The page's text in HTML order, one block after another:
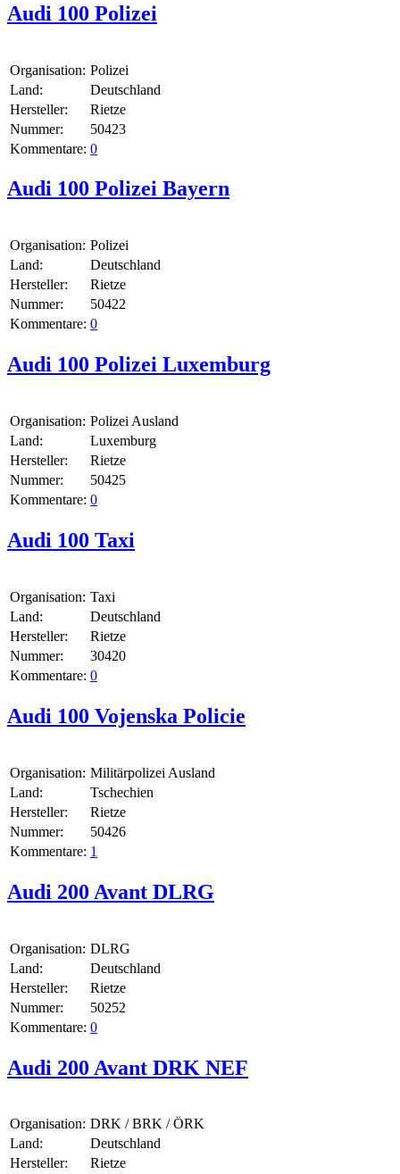
Audi 100 Polizei
Organisation: Polizei
Land:
Deutschland
Hersteller:
Rietze
Nummer:
50423
Kommentare: 0
Audi 100 Polizei Bayern
Organisation: Polizei
Land:
Deutschland
Hersteller:
Rietze
Nummer:
50422
Kommentare: 0
Audi 100 Polizei Luxemburg
Organisation: Polizei Ausland
Land:
Luxemburg
Hersteller:
Rietze
Nummer:
50425
Kommentare: 0
Audi 100 Taxi
Organisation: Taxi
Land:
Deutschland
Hersteller:
Rietze
Nummer:
30420
Kommentare: 0
Audi 100 Vojenska Policie
Organisation: Militärpolizei Ausland
Land:
Tschechien
Hersteller:
Rietze
Nummer:
50426
Kommentare: 1
Audi 200 Avant DLRG
Organisation: DLRG
Land:
Deutschland
Hersteller:
Rietze
Nummer:
50252
Kommentare: 0
Audi 200 Avant DRK NEF
Organisation: DRK / BRK / ÖRK
Land:
Deutschland
Hersteller:
Rietze